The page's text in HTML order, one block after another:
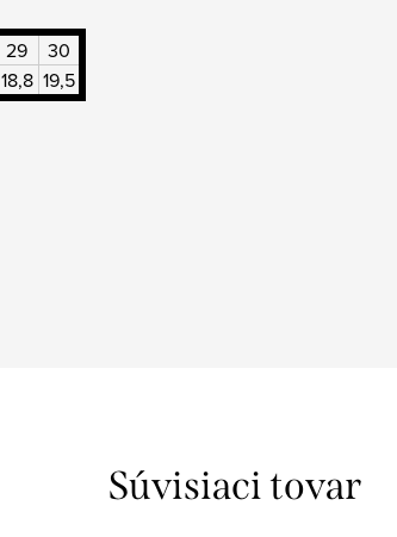
29
30
18,8 19,5
Súvisiaci tovar